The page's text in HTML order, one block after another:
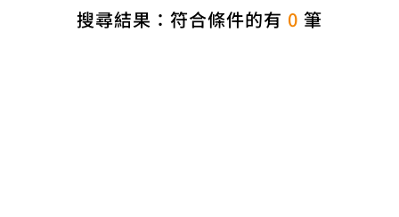
搜尋結果：符合條件的有 0 筆